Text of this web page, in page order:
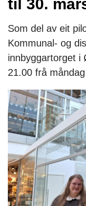
til 30.
Som del av eit
Kommunal- og
innbyggartorget i
21.00 frå